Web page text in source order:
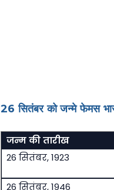
26 सितंबर को जन्मे फेमस
जन्म की तारीख
26 सितंबर, 1923
26 सितंबर, 1946